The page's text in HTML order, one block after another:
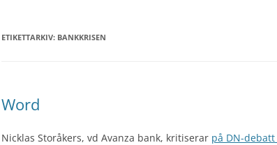
ETIKETTARKIV: BANKKRISEN
Word
Nicklas Storåkers, vd Avanza bank, kritiserar på DN-debatt